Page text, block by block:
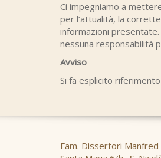
Ci impegniamo a
per l’attualità, la
informazioni
nessuna responsabilità
Avviso
Si fa esplicito
Fam. Dissertori Manfred